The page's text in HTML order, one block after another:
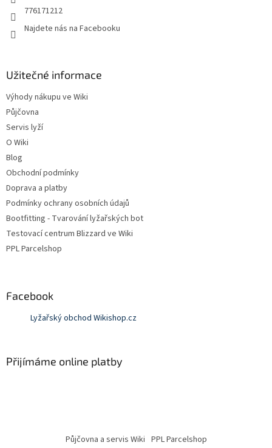
776171212
Najdete nás na Facebooku
Užitečné informace
Výhody nákupu ve Wiki
Půjčovna
Servis lyží
O Wiki
Blog
Obchodní podmínky
Doprava a platby
Podmínky ochrany osobních údajů
Bootfitting - Tvarování lyžařských bot
Testovací centrum Blizzard ve Wiki
PPL Parcelshop
Facebook
Lyžařský obchod Wikishop.cz
Přijímáme online platby
Půjčovna a servis Wiki PPL Parcelshop